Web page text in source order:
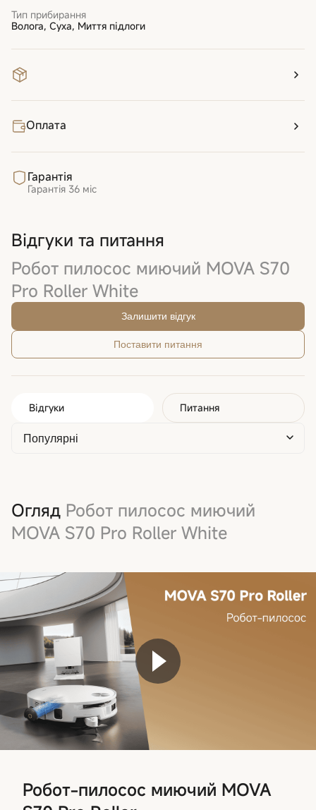
Тип прибирання
Волога, Суха, Миття підлоги
Оплата
Гарантія
Гарантія 36 міс
Відгуки та питання
Робот пилосос миючий MOVA S70
Pro Roller White
Залишити відгук
Поставити питання
Відгуки Питання
Огляд Робот пилосос миючий
MOVA S70 Pro Roller White
Робот-пилосос миючий MOVA